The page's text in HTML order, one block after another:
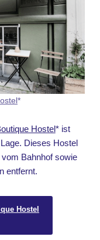
*
Hostel* ist
Dieses Hostel
Bahnhof sowie
entfernt.
Hostel